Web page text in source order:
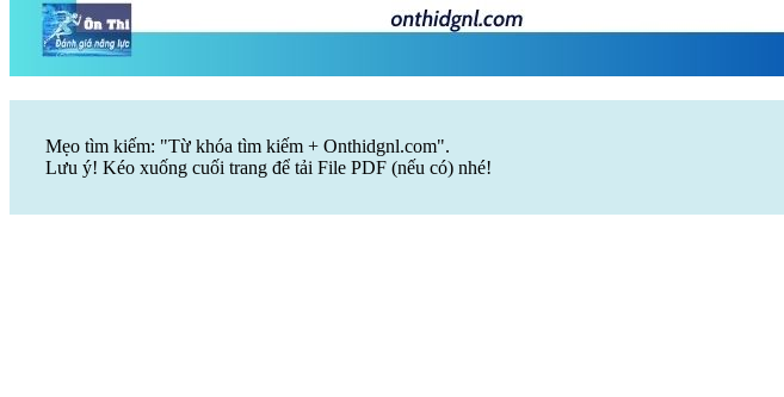
Mẹo tìm kiếm: "Từ khóa tìm kiếm + Onthidgnl.com".
Lưu ý! Kéo xuống cuối trang để tải File PDF (nếu có) nhé!